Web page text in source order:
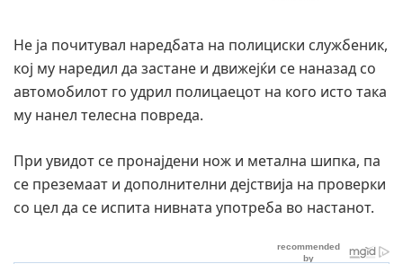
Не ја почитувал наредбата на полициски службеник,
кој му наредил да застане и движејќи се наназад со
автомобилот го удрил полицаецот на кого исто така
му нанел телесна повреда.
При увидот се пронајдени нож и метална шипка, па
се преземаат и дополнителни дејствија на проверки
со цел да се испита нивната употреба во настанот.